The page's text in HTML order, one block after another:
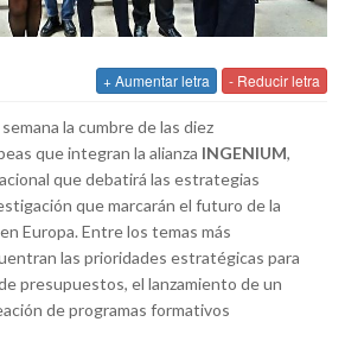
+ Aumentar letra - Reducir letra
la cumbre de las diez
que integran la alianza INGENIUM,
que debatirá las estrategias
que marcarán el futuro de la
Europa. Entre los temas más
las prioridades estratégicas para
presupuestos, el lanzamiento de un
de programas formativos